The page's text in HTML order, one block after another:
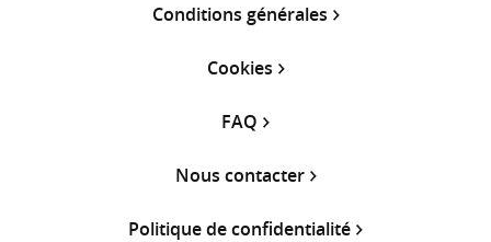
Conditions générales
Cookies
FAQ
Nous contacter
Politique de confidentialité